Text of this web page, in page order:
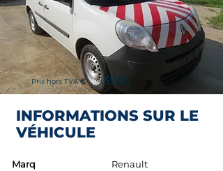
Prix hors TVA€ 3950
INFORMATIONS SUR LE
VÉHICULE
Marq
Renault